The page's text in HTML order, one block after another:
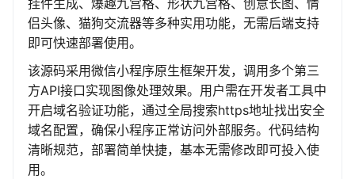
挂件生成、爆趣九宫格、形状九宫格、创意长图、情
侣头像、猫狗交流器等多种实用功能，无需后端支持
即可快速部署使用。
该源码采用微信小程序原生框架开发，调用多个第三
方API接口实现图像处理效果。用户需在开发者工具中
开启域名验证功能，通过全局搜索https地址找出安全
域名配置，确保小程序正常访问外部服务。代码结构
清晰规范，部署简单快捷，基本无需修改即可投入使
用。